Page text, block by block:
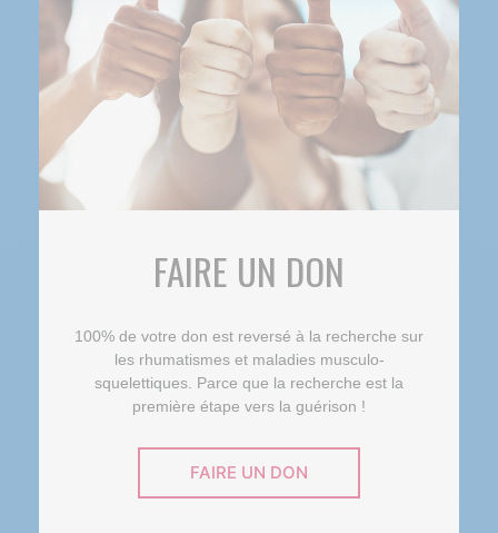
FAIRE UN DON
100% de votre don est reversé à la recherche sur
les rhumatismes et maladies musculo-
squelettiques. Parce que la recherche est la
première étape vers la guérison !
FAIRE UN DON